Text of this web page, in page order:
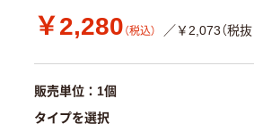
￥2,280 （税込） ／￥2,073（税抜
販売単位：1個
タイプを選択